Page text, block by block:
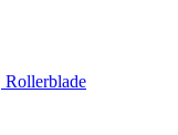
Rollerblade